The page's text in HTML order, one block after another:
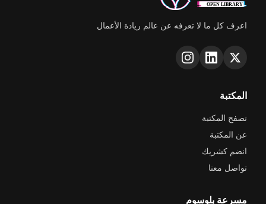
اعرف كل ما لا تعرفه عن عالم ريادة الأعمال
المكتبة
تصفح المكتبة
عن المكتبة
انضم كشريك
تواصل معنا
مسرعة بلوسوم